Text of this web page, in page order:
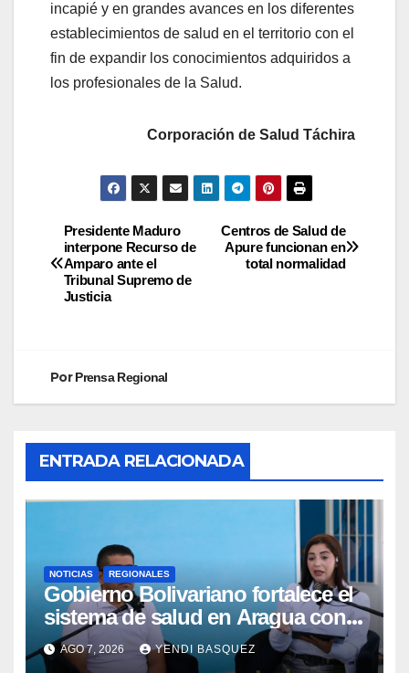
incapié y en grandes avances en los diferentes
establecimientos de salud en el territorio con el
fin de expandir los conocimientos adquiridos a
los profesionales de la Salud.
Corporación de Salud Táchira
Centros de Salud de
Apure funcionan en
total normalidad
Presidente Maduro
interpone Recurso de
Amparo ante el
Tribunal Supremo de
Justicia
PorPrensa Regional
ENTRADA RELACIONADA
NOTICIAS REGIONALES
Gobierno Bolivariano fortalece el
sistema de salud en Aragua con
la reinauguración del CDI La Mora
AGO 7, 2026 YENDI BASQUEZ